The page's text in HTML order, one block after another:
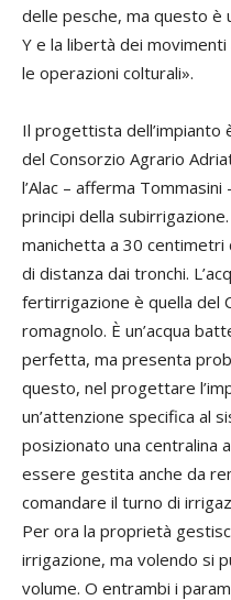
delle pesche, ma questo è
Y e la libertà dei
le operazioni colturali».
Il progettista dell’impianto
del Consorzio Agrario
l’Alac – afferma
principi della
manichetta a 30
di distanza dai tronchi.
fertirrigazione è quella del
romagnolo. È un’acqua
perfetta, ma presenta
questo, nel progettare
un’attenzione specifica al
posizionato una centralina
essere gestita anche da
comandare il turno di
Per ora la proprietà
irrigazione, ma volendo si
volume. O entrambi i